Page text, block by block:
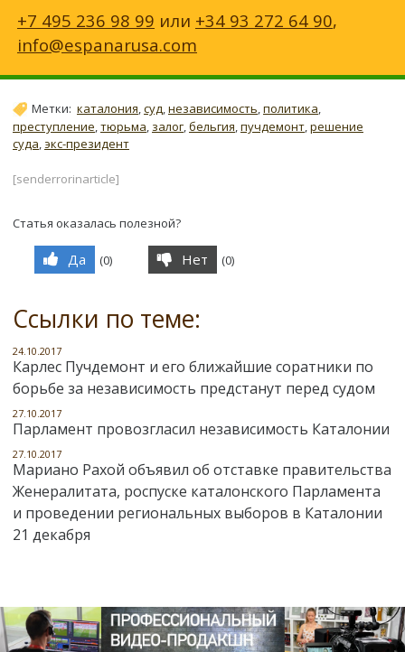
+7 495 236 98 99 или +34 93 272 64 90,
info@espanarusa.com
Метки: каталония,суд,независимость,политика,
преступление,тюрьма, залог,бельгия,пучдемонт,решение
суда, экс-президент
[senderrorinarticle]
Статья оказалась полезной?
Да (0) Нет (0)
Ссылки по теме:
24.10.2017
Карлес Пучдемонт и его ближайшие соратники по
борьбе за независимость предстанут перед судом
27.10.2017
Парламент провозгласил независимость Каталонии
27.10.2017
Мариано Рахой объявил об отставке правительства
Женералитата, роспуске каталонского Парламента
и проведении региональных выборов в Каталонии
21 декабря